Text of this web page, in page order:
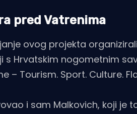
pred Vatrenima
ovog projekta
s Hrvatskim nogometnim
– Tourism. Sport. Culture.
i sam Malkovich, koji